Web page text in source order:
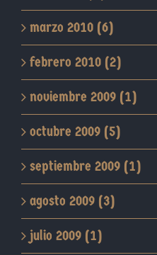
marzo 2010 (6)
febrero 2010 (2)
noviembre 2009 (1)
octubre 2009 (5)
septiembre 2009 (1)
agosto 2009 (3)
julio 2009 (1)